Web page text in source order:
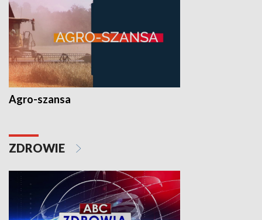
Agro-szansa
ZDROWIE